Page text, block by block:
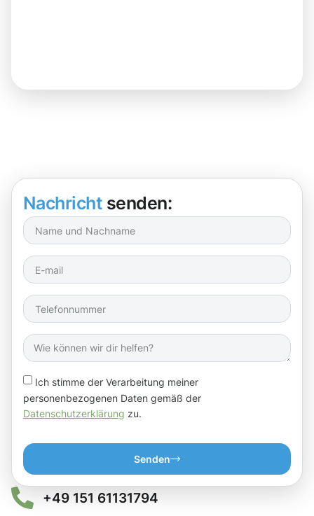
Nachricht senden:
Ich stimme der Verarbeitung meiner
personenbezogenen Daten gemäß der
Datenschutzerklärung zu.
Senden
+49 151 61131794